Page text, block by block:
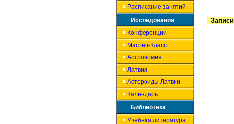
Расписание занятий
Исследования
Конференции
Мастер-Класс
Астрономия
Латвия
Астероиды Латвии
Календарь
Библиотека
Учебная литература
Записи